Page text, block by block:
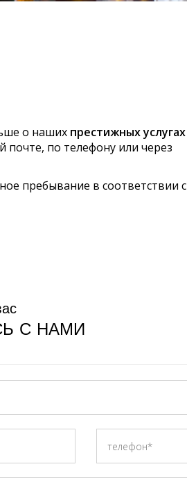
о наших престижных услугах
почте, по телефону или через
пребывание в соответствии с
С НАМИ